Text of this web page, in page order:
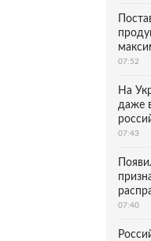
07:52
На
даже
07:43
07:40